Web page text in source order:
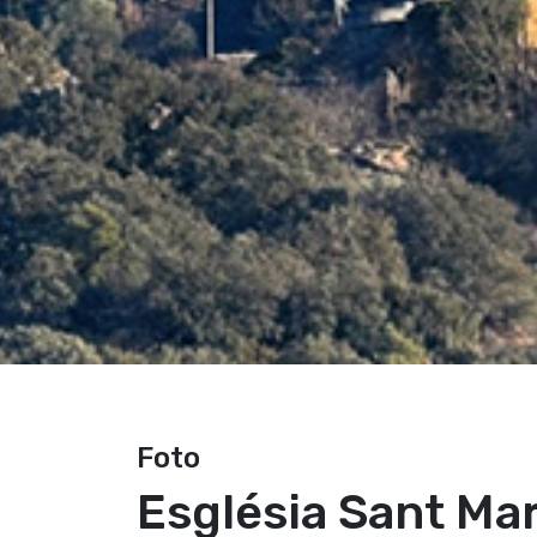
Foto
Església Sant